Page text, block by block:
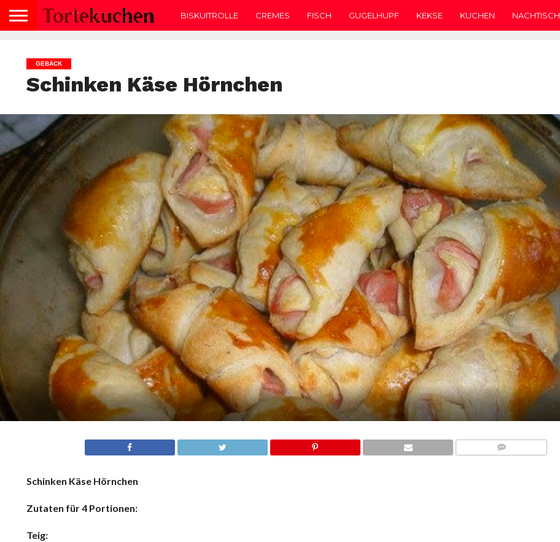
BISKUITROLLE CREMES FISCH GUGELHUPF KEKSE KUCHEN NACHTISCH
GEBÄCK
Schinken Käse Hörnchen
Schinken Käse Hörnchen
Zutaten für 4 Portionen:
Teig: